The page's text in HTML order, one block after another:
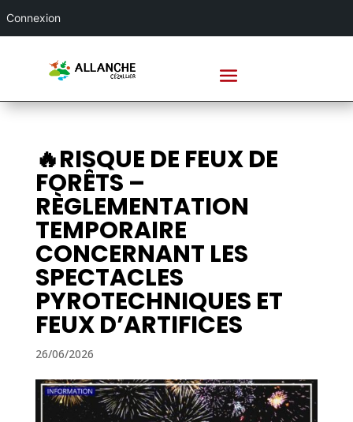
🔥RISQUE DE FEUX DE
FORÊTS –
RÈGLEMENTATION
TEMPORAIRE
CONCERNANT LES
SPECTACLES
PYROTECHNIQUES ET
FEUX D’ARTIFICES
26/06/2026
Connexion